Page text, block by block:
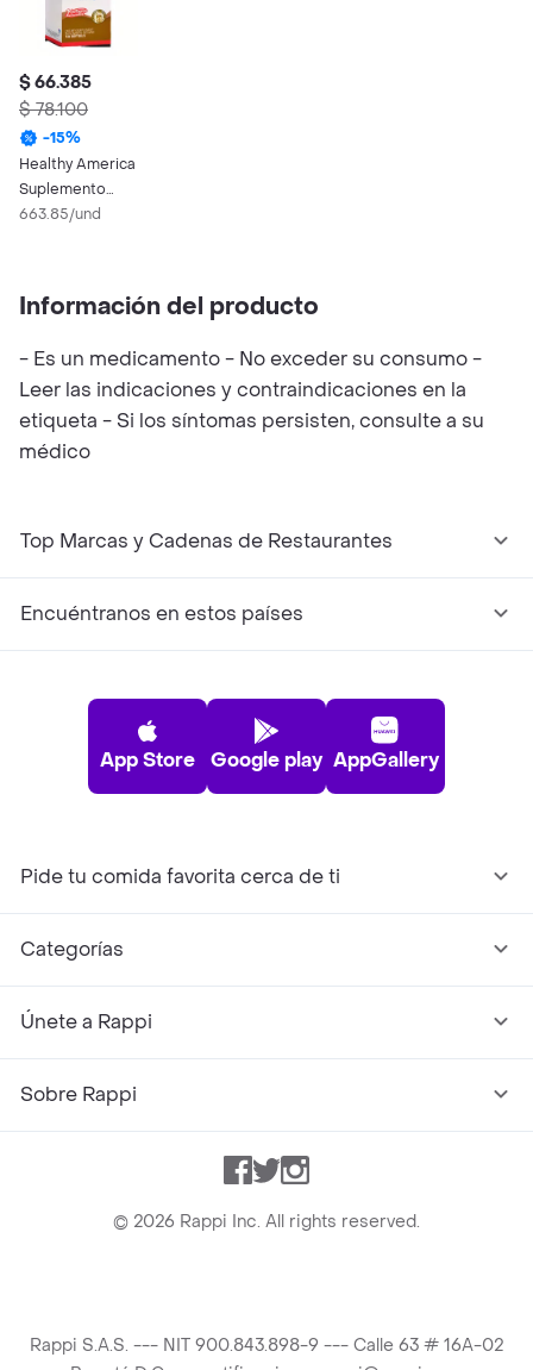
$ 66.385
$ 78.100
-15%
Healthy America
Suplemento
Alimenticio Super
663.85/und
Información del producto
- Es un medicamento - No exceder su consumo -
Leer las indicaciones y contraindicaciones en la
etiqueta - Si los síntomas persisten, consulte a su
médico
Top Marcas y Cadenas de Restaurantes
Encuéntranos en estos países
App Store Google play AppGallery
Pide tu comida favorita cerca de ti
Categorías
Únete a Rappi
Sobre Rappi
Facebook
TwitterInstagram
© 2026 Rappi Inc. All rights reserved.
Rappi S.A.S. --- NIT 900.843.898-9 --- Calle 63 # 16A-02